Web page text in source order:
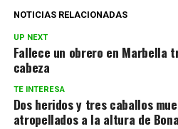
NOTICIAS RELACIONADAS
UP NEXT
Fallece un obrero en Marbella
cabeza
TE INTERESA
Dos heridos y tres caballos
atropellados a la altura de